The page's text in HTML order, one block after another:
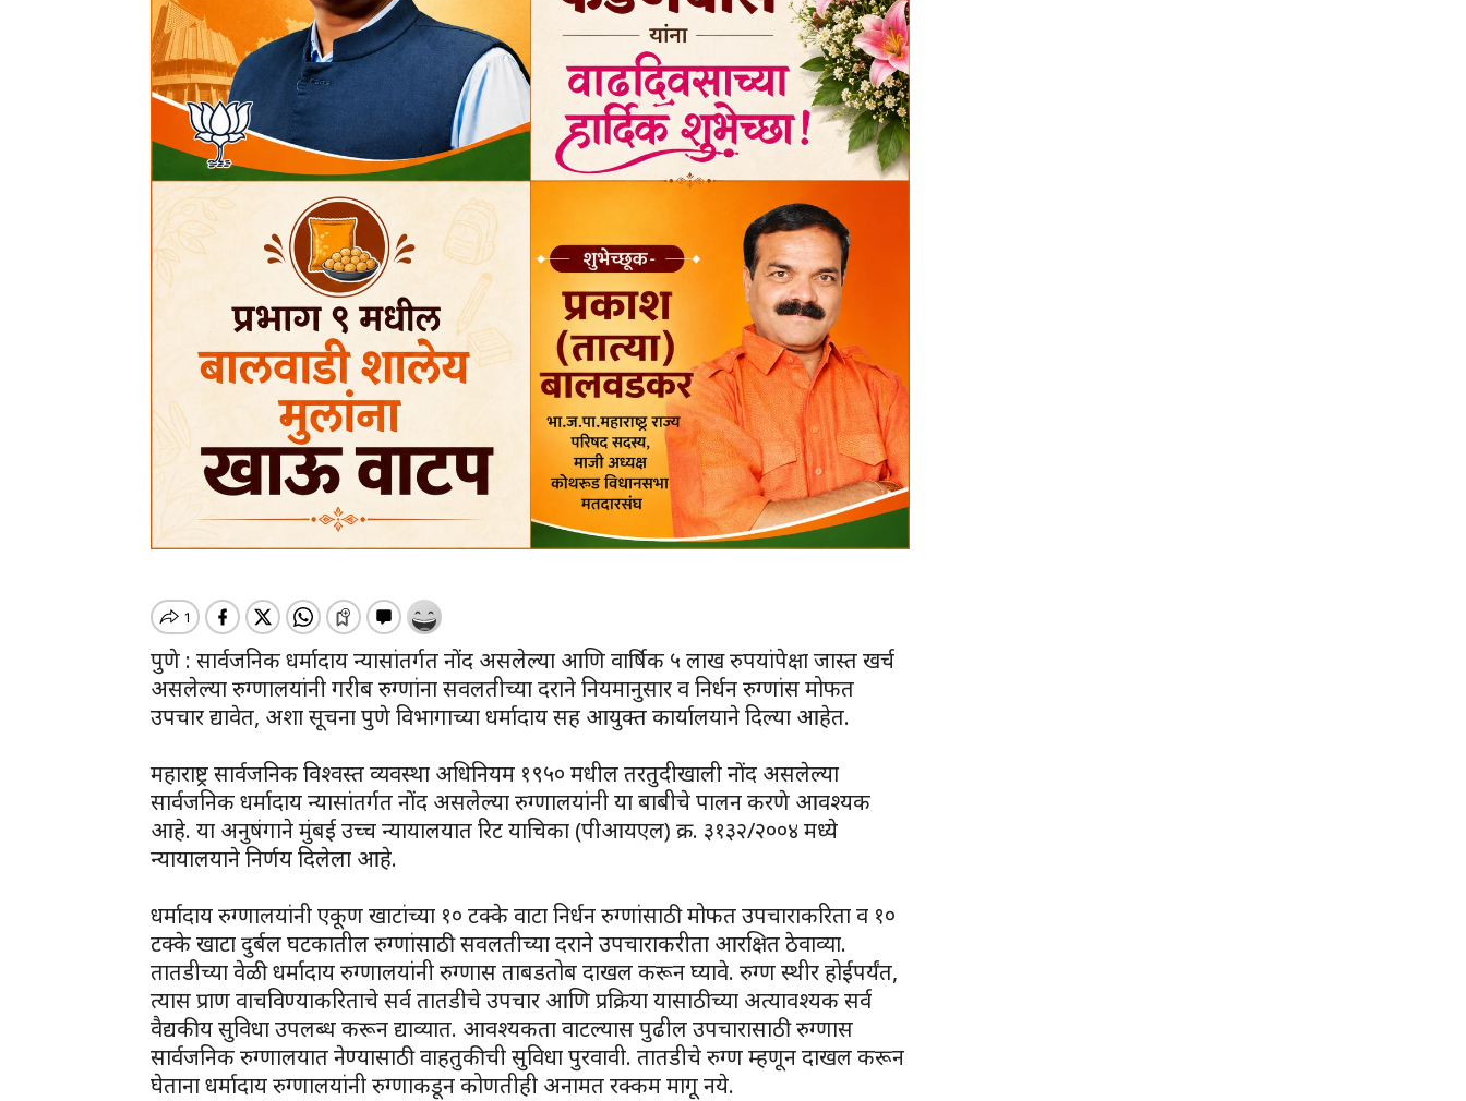
पुणे : सार्वजनिक धर्मादाय न्यासांतर्गत नोंद असलेल्या आणि वार्षिक ५ लाख रुपयांपेक्षा जास्त खर्च
असलेल्या रुग्णालयांनी गरीब रुग्णांना सवलतीच्या दराने नियमानुसार व निर्धन रुग्णांस मोफत
उपचार द्यावेत, अशा सूचना पुणे विभागाच्या धर्मादाय सह आयुक्त कार्यालयाने दिल्या आहेत.
महाराष्ट्र सार्वजनिक विश्वस्त व्यवस्था अधिनियम १९५० मधील तरतुदीखाली नोंद असलेल्या
सार्वजनिक धर्मादाय न्यासांतर्गत नोंद असलेल्या रुग्णालयांनी या बाबीचे पालन करणे आवश्यक
आहे. या अनुषंगाने मुंबई उच्च न्यायालयात रिट याचिका (पीआयएल) क्र. ३१३२/२००४ मध्ये
न्यायालयाने निर्णय दिलेला आहे.
धर्मादाय रुग्णालयांनी एकूण खाटांच्या १० टक्के वाटा निर्धन रुग्णांसाठी मोफत उपचाराकरिता व १०
टक्के खाटा दुर्बल घटकातील रुग्णांसाठी सवलतीच्या दराने उपचाराकरीता आरक्षित ठेवाव्या.
तातडीच्या वेळी धर्मादाय रुग्णालयांनी रुग्णास ताबडतोब दाखल करून घ्यावे. रुग्ण स्थीर होईपर्यंत,
त्यास प्राण वाचविण्याकरिताचे सर्व तातडीचे उपचार आणि प्रक्रिया यासाठीच्या अत्यावश्यक सर्व
वैद्यकीय सुविधा उपलब्ध करून द्याव्यात. आवश्यकता वाटल्यास पुढील उपचारासाठी रुग्णास
सार्वजनिक रुग्णालयात नेण्यासाठी वाहतुकीची सुविधा पुरवावी. तातडीचे रुग्ण म्हणून दाखल करून
घेताना धर्मादाय रुग्णालयांनी रुग्णाकडून कोणतीही अनामत रक्कम मागू नये.